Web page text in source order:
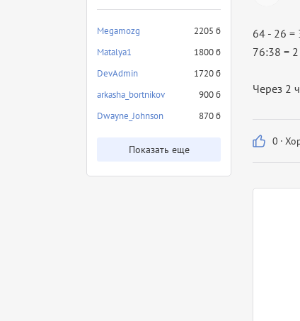
Megamozg
2205 б
Matalya1
1800 б
DevAdmin
1720 б
arkasha_bortnikov
900 б
Dwayne_Johnson
870 б
Показать еще
64 - 26 =
76:38 = 2
Через 2
0 ·